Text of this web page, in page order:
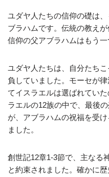
ユダヤ人たちの信仰の礎は
ブラハムです。伝統の教え
信仰の父アブラハムはもう一
ユダヤ人たちは、自分たち
負していました。モーセが
てイスラエルは選ばれてい
ラエルの12族の中で、最後
が、アブラハムの祝福を受
ました。
創世記12章1‐3節で、主なる
と約束されました。確かに